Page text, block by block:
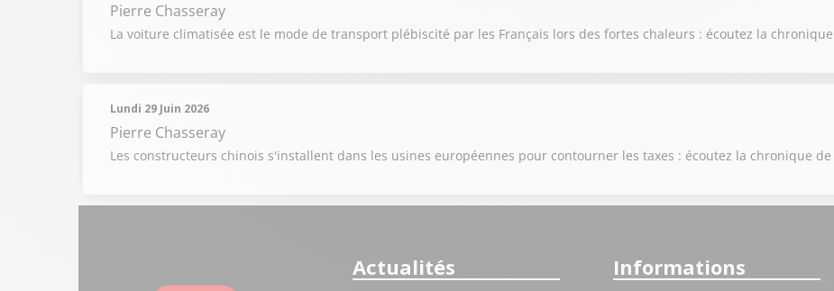
Pierre Chasseray
La voiture climatisée est le mode de transport plébiscité par les Français lors des fortes chaleurs : écoutez la
Lundi 29 Juin 2026
Pierre Chasseray
Les constructeurs chinois s'installent dans les usines européennes pour contourner les taxes : écoutez la chronique de
Actualités Informations